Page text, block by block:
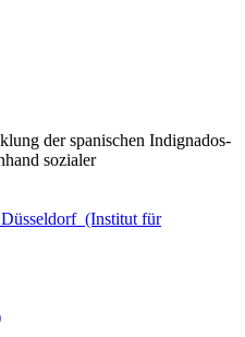
der spanischen Indignados-
sozialer
(Institut für